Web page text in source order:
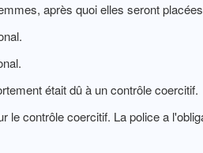
après quoi elles seront
était dû à un contrôle coercitif.
contrôle coercitif. La police a